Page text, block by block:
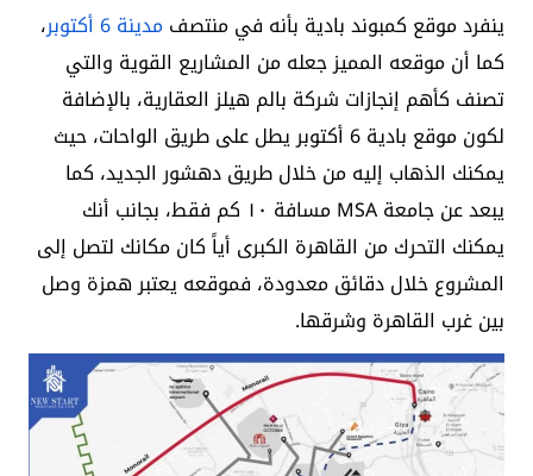
ينفرد موقع كمبوند بادية بأنه في منتصف مدينة 6 أكتوبر
،
كما أن موقعه المميز جعله من المشاريع القوية والتي
تصنف كأهم إنجازات شركة بالم هيلز العقارية، بالإضافة
لكون موقع بادية 6 أكتوبر يطل على طريق الواحات، حيث
يمكنك الذهاب إليه من خلال طريق دهشور الجديد، كما
يبعد عن جامعة MSA مسافة ١٠ كم فقط،
بجانب أنك
يمكنك التحرك من القاهرة الكبرى أياً كان مكانك لتصل إلى
المشروع خلال دقائق معدودة، فموقعه يعتبر همزة وصل
بين غرب القاهرة وشرقها.